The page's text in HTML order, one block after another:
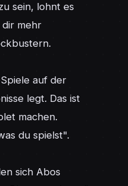
sein, lohnt es
dir mehr
auf der
legt. Das ist
machen.
du spielst".
sich Abos